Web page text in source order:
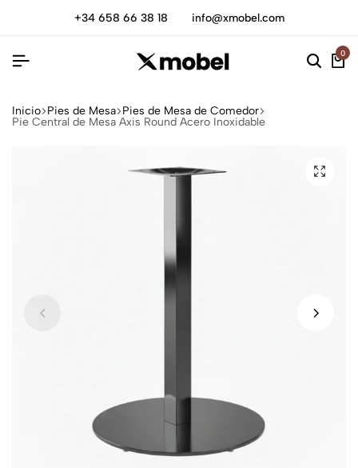
+34 658 66 38 18 info@xmobel.com
0
Inicio Pies de Mesa Pies de Mesa de Comedor
Pie Central de Mesa Axis Round Acero Inoxidable